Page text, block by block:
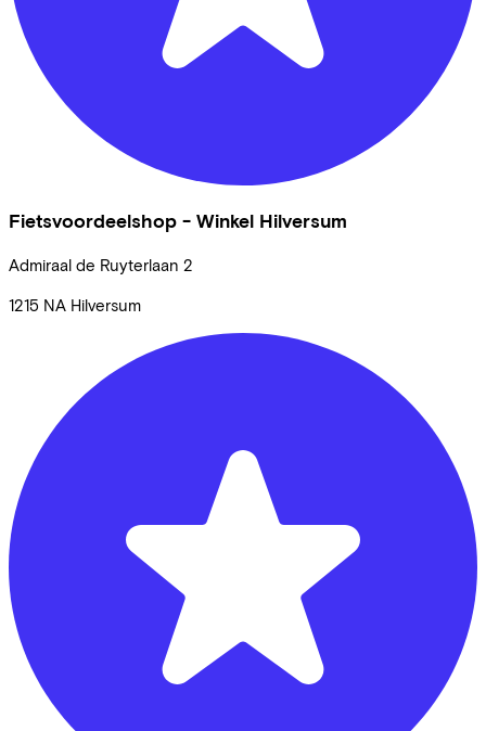
Fietsvoordeelshop - Winkel Hilversum
Admiraal de Ruyterlaan 2
1215 NA Hilversum